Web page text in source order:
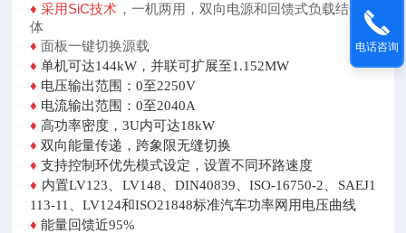
♦ 采用SiC技术 ， 一机两用，双向电源和回馈式负载结合一
体
♦ 面板一键切换源载
♦ 单机可达144kW，并联可扩展至1.152MW
♦ 电压输出范围：0至2250V
♦ 电流输出范围：0至2040A
♦ 高功率密度，3U内可达18kW
♦ 双向能量传递，跨象限无缝切换
♦ 支持控制环优先模式设定，设置不同环路速度
♦ 内置LV123、LV148、DIN40839、ISO-16750-2、SAEJ1
113-11、LV124和ISO21848标准汽车功率网用电压曲线
♦ 能量回馈近95%
电话咨询